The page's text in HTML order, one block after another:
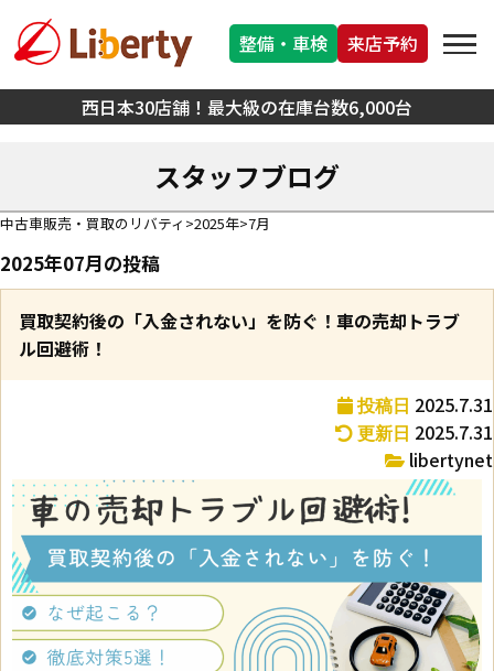
西日本30店舗！最大級の在庫台数6,000台
整備・車検 来店予約
スタッフブログ
中古車販売・買取のリバティ 2025年 7月
2025年07月の投稿
買取契約後の「入金されない」を防ぐ！車の売却トラブ
ル回避術！
投稿日 2025.7.31
更新日 2025.7.31
libertynet